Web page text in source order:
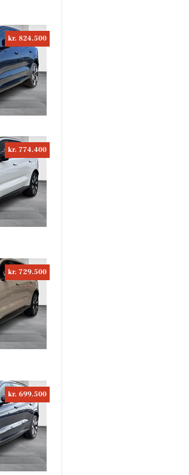
kr. 824.500
kr. 774.400
kr. 729.500
kr. 699.500